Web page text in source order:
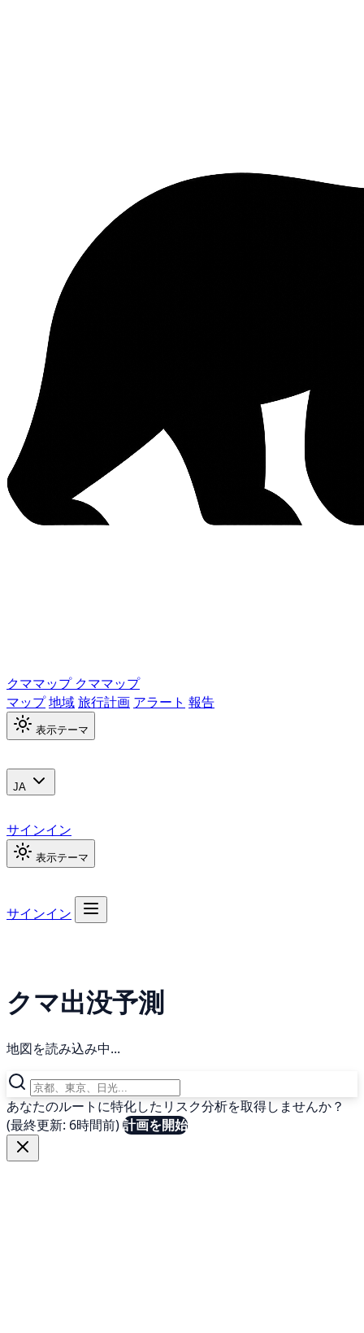
クママップ クママップ
マップ地域旅行計画 アラート 報告
表示テーマ
JA
サインイン
表示テーマ
サインイン
クマ出没予測
地図を読み込み中...
あなたのルートに特化したリスク分析を取得しませんか？
(最終更新: 6時間前)計画を開始